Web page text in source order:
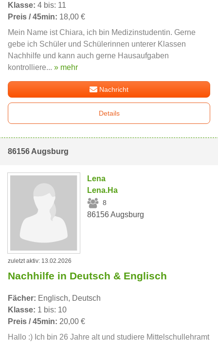
Klasse: 4 bis: 11
Preis / 45min: 18,00 €
Mein Name ist Chiara, ich bin Medizinstudentin. Gerne
gebe ich Schüler und Schülerinnen unterer Klassen
Nachhilfe und kann auch gerne Hausaufgaben
kontrolliere... » mehr
Nachricht
Details
86156 Augsburg
Lena
Lena.Ha
8
86156 Augsburg
zuletzt aktiv: 13.02.2026
Nachhilfe in Deutsch & Englisch
Fächer: Englisch, Deutsch
Klasse: 1 bis: 10
Preis / 45min: 20,00 €
Hallo :) Ich bin 26 Jahre alt und studiere Mittelschullehramt